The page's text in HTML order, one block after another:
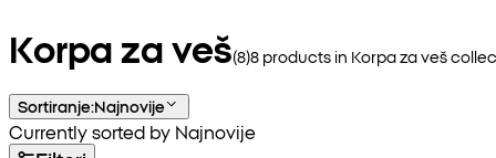
Korpa za veš(8)8 products in Korpa za veš
Sortiranje:Najnovije
Currently sorted by Najnovije